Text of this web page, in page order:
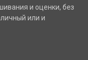
и оценки, без
или и